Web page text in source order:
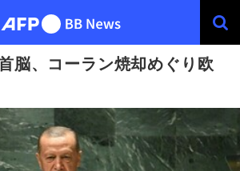
脳、コーラン焼却めぐり欧